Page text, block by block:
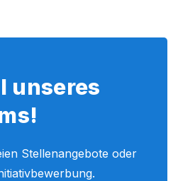
unseres
Stellenangebote oder